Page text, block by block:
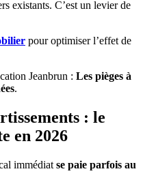
existants. C’est un levier de
pour optimiser l’effet de
Jeanbrun : Les pièges à
.
: le
en 2026
immédiat se paie parfois au